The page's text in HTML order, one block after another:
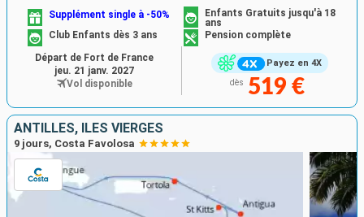
Payez en 4X
Supplément single à -50%
Enfants Gratuits jusqu'à 18
ans
Club Enfants dès 3 ans
Pension complète
dès 519 €
Départ de Fort de France
jeu. 21 janv. 2027
Vol disponible
ANTILLES, ILES VIERGES
9 jours, Costa Favolosa